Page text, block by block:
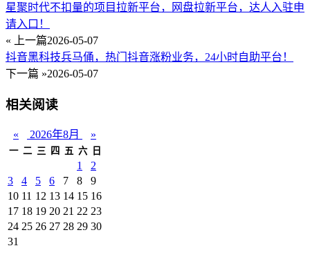
星聚时代不扣量的项目拉新平台，网盘拉新平台，达人入驻申
请入口！
« 上一篇2026-05-07
抖音黑科技兵马俑，热门抖音涨粉业务，24小时自助平台！
下一篇 »2026-05-07
相关阅读
« 2026年8月 »
一 二 三 四 五 六 日
1
2
3
4 5 6 7 8
9
10 11 12 13 14 15 16
17 18 19 20 21 22 23
24 25 26 27 28 29 30
31